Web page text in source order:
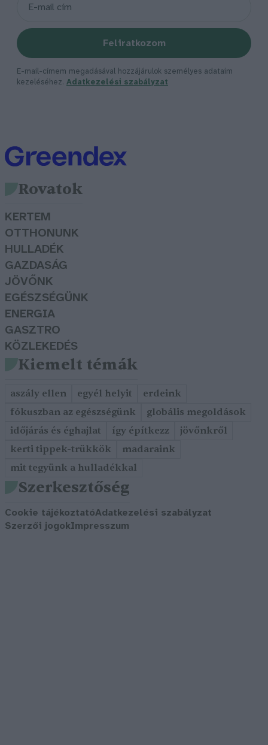
Feliratkozom
E-mail-címem megadásával hozzájárulok személyes adataim
kezeléséhez. Adatkezelési szabályzat
Rovatok
KERTEM
OTTHONUNK
HULLADÉK
GAZDASÁG
JÖVŐNK
EGÉSZSÉGÜNK
ENERGIA
GASZTRO
KÖZLEKEDÉS
Kiemelt témák
aszály ellen egyél helyit
erdeink
fókuszban az egészségünk
globális megoldások
időjárás és éghajlat
így építkezz
jövőnkről
kerti tippek-trükkök
madaraink
mit tegyünk a hulladékkal
Szerkesztőség
Cookie tájékoztatóAdatkezelési szabályzat
Szerzői jogokImpresszum